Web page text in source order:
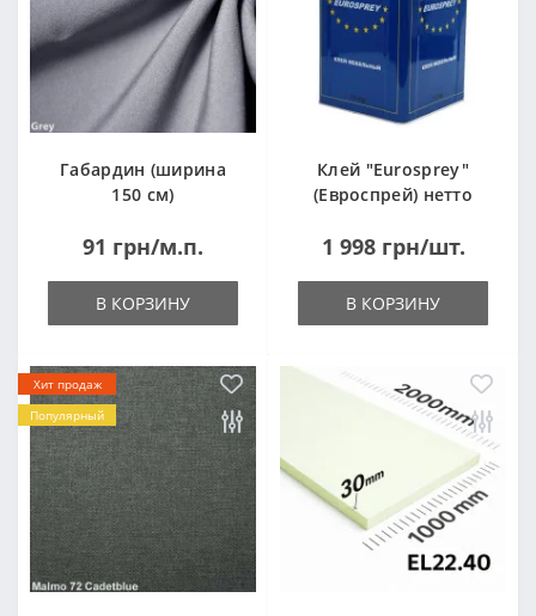
Габардин (ширина
150 см)
91 грн/м.п.
В КОРЗИНУ
Клей "Eurosprey"
(Евроспрей) нетто
1 998 грн/шт.
В КОРЗИНУ
Хит продаж
Популярный